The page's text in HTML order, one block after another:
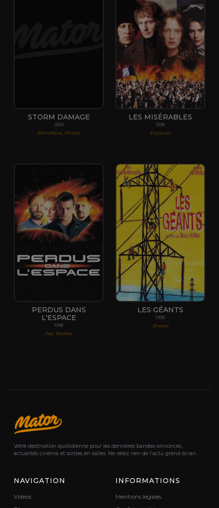
STORM DAMAGE
2000
Bonaface, Writer
LES MISÉRABLES
1998
Enjolras
PERDUS DANS
L'ESPACE
1998
Jeb Walker
LES GÉANTS
1998
Shovel
Votre destination quotidienne pour les dernières bandes-annonces,
actualités cinéma et sorties en salles. Ne ratez rien de l'actu grand écran.
NAVIGATION
Vidéos
INFORMATIONS
Mentions légales